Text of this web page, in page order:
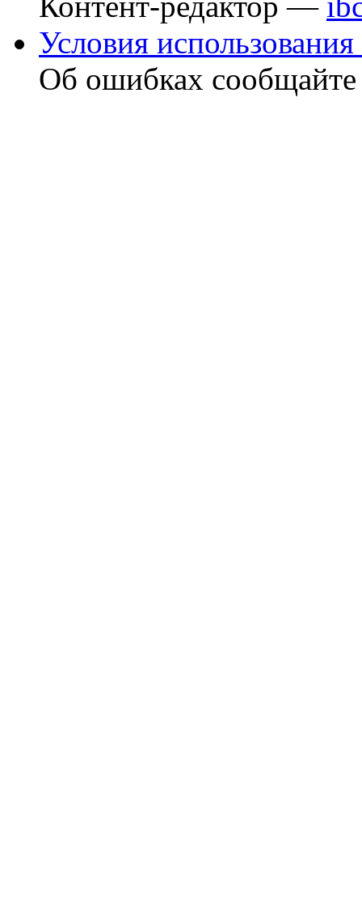
Условия использования
Об ошибках